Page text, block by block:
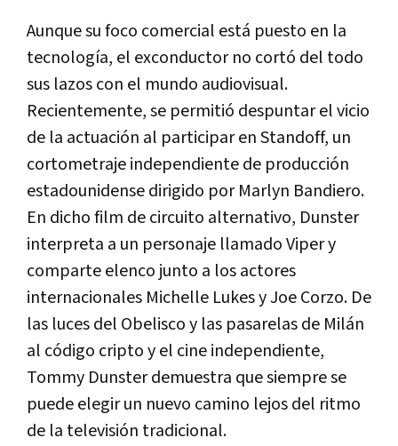
Aunque su foco comercial está puesto en la
tecnología, el exconductor no cortó del todo
sus lazos con el mundo audiovisual.
Recientemente, se permitió despuntar el vicio
de la actuación al participar en Standoff, un
cortometraje independiente de producción
estadounidense dirigido por Marlyn Bandiero.
En dicho film de circuito alternativo, Dunster
interpreta a un personaje llamado Viper y
comparte elenco junto a los actores
internacionales Michelle Lukes y Joe Corzo. De
las luces del Obelisco y las pasarelas de Milán
al código cripto y el cine independiente,
Tommy Dunster demuestra que siempre se
puede elegir un nuevo camino lejos del ritmo
de la televisión tradicional.